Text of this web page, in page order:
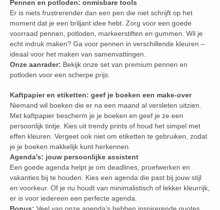
Pennen en potloden: onmisbare tools
Er is niets frustrerender dan een pen die niet schrijft op het
moment dat je een briljant idee hebt. Zorg voor een goede
voorraad pennen, potloden, markeerstiften en gummen. Wil je
echt indruk maken? Ga voor pennen in verschillende kleuren –
ideaal voor het maken van samenvattingen.
Onze aanrader: Bekijk onze set van premium pennen en
potloden voor een scherpe prijs.
Kaftpapier en etiketten: geef je boeken een make-over
Niemand wil boeken die er na een maand al versleten uitzien.
Met kaftpapier bescherm je je boeken en geef je ze een
persoonlijk tintje. Kies uit trendy prints of houd het simpel met
effen kleuren. Vergeet ook niet om etiketten te gebruiken, zodat
je je boeken makkelijk kunt herkennen.
Agenda’s: jouw persoonlijke assistent
Een goede agenda helpt je om deadlines, proefwerken en
vakanties bij te houden. Kies een agenda die past bij jouw stijl
en voorkeur. Of je nu houdt van minimalistisch of lekker kleurrijk,
er is voor iedereen een perfecte agenda.